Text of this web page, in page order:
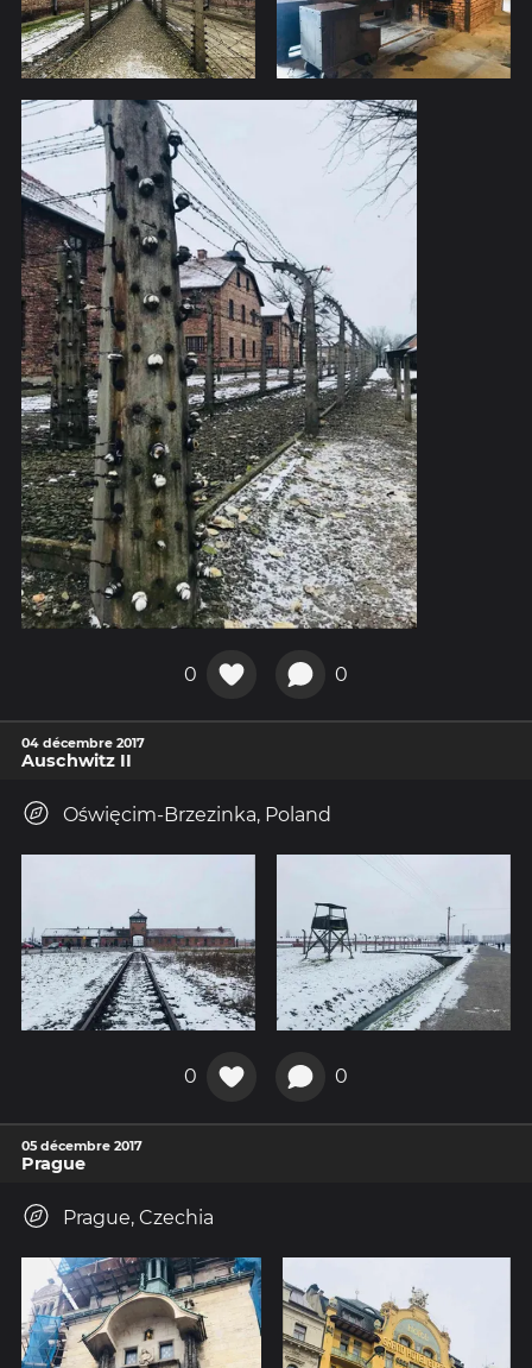
0 0
04 décembre 2017
Auschwitz II
Oświęcim-Brzezinka, Poland
0 0
05 décembre 2017
Prague
Prague, Czechia